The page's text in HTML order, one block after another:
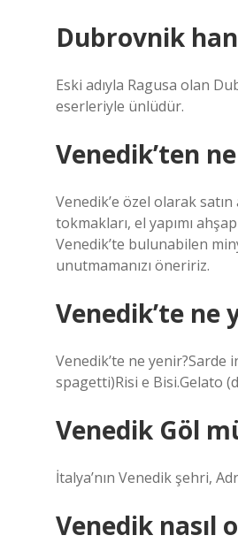
Dubrovnik
Eski adıyla Ragusa olan
eserleriyle ünlüdür.
Venedik’ten
Venedik’e özel olarak
tokmakları, el yapımı
Venedik’te bulunabilen
unutmamanızı öneririz.
Venedik’te ne
Venedik’te ne
spagetti)Risi e Bisi.Gelato
Venedik Göl
İtalya’nın Venedik şehri,
Venedik nasıl